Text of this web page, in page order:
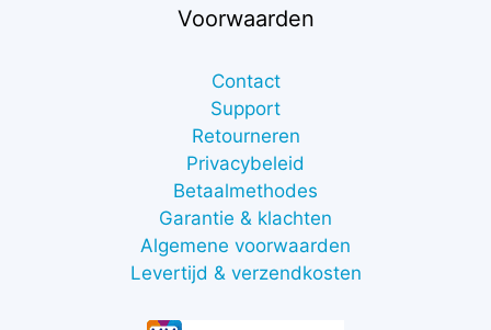
Voorwaarden
Contact
Support
Retourneren
Privacybeleid
Betaalmethodes
Garantie & klachten
Algemene voorwaarden
Levertijd & verzendkosten